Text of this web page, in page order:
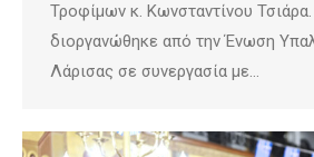
Τροφίμων κ. Κωνσταντίνου
διοργανώθηκε από την Ένωση
Λάρισας σε συνεργασία με…